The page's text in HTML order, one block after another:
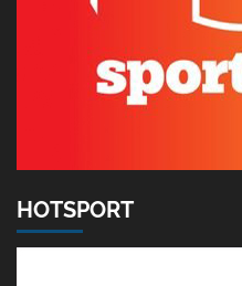
HOTSPORT